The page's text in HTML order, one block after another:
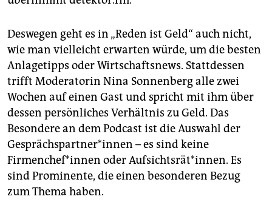
Deswegen geht es in „Reden ist Geld“ auch nicht,
wie man vielleicht erwarten würde, um die besten
Anlagetipps oder Wirtschaftsnews. Stattdessen
trifft Moderatorin Nina Sonnenberg alle zwei
Wochen auf einen Gast und spricht mit ihm über
dessen persönliches Verhältnis zu Geld. Das
Besondere an dem Podcast ist die Auswahl der
Gesprächspartner*innen – es sind keine
Firmenchef*innen oder Auf­sichts­rät*innen. Es
sind Prominente, die einen besonderen Bezug
zum Thema haben.